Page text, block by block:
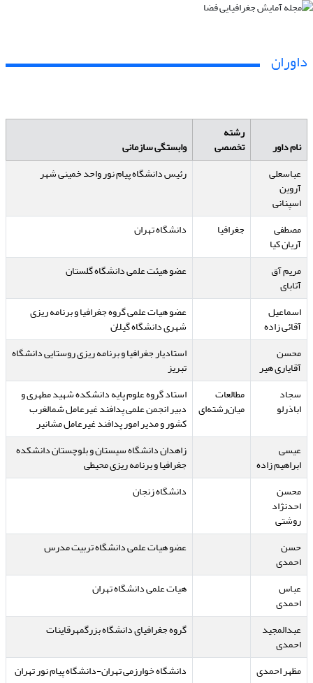
داوران
نام داور
رشته
تخصصی
وابستگی سازمانی
عباسعلی
آروین
اسپنانی
رئیس دانشگاه پیام نور واحد خمینی شهر
مصطفی
آریان کیا
جغرافیا دانشگاه تهران
مریم آق
آتابای
عضو هیئت علمی دانشگاه گلستان
اسماعیل
آقائی زاده
عضو هیات علمی گروه جغرافیا و برنامه ریزی
شهری دانشگاه گیلان
محسن
آقایاری هیر
استادیار جغرافیا و برنامه ریزی روستایی دانشگاه
تبریز
سجاد
اباذرلو
مطالعات
میان‌رشته‌ای
استاد گروه علوم پایه دانشکده شهید مطهری و
دبیر انجمن علمی پدافند غیرعامل شمالغرب
کشور و مدیر امور پدافند غیرعامل مشانیر
عیسی
ابراهیم زاده
زاهدان دانشگاه سیستان و بلوچستان دانشکده
جغرافیا و برنامه ریزی محیطی
محسن
احدنژاد
روشتی
دانشگاه زنجان
حسن
احمدی
عضو هیات علمی دانشگاه تربیت مدرس
عباس
احمدی
هیات علمی دانشگاه تهران
عبدالمجید
احمدی
گروه جغرافیای دانشگاه بزرگمهرقاینات
مظهر احمدی
دانشگاه خوارزمی تهران-دانشگاه پیام نور تهران